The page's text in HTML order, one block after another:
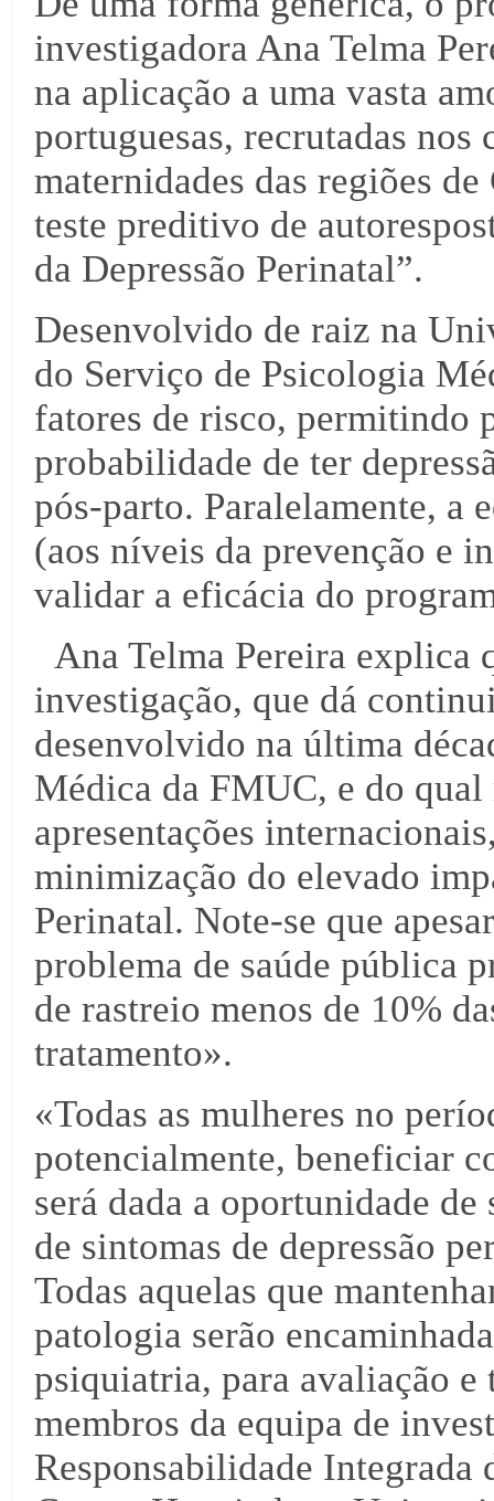
investigadora Ana Telma
na aplicação a uma vasta
portuguesas, recrutadas
maternidades das regiões
teste preditivo de
da Depressão Perinatal”.
Desenvolvido de raiz na
do Serviço de Psicologia
fatores de risco, permitindo
probabilidade de ter
pós-parto. Paralelamente, a
(aos níveis da prevenção e
validar a eficácia do
Ana Telma Pereira explica
investigação, que dá
desenvolvido na última
Médica da FMUC, e do
apresentações
minimização do elevado
Perinatal. Note-se que
problema de saúde pública
de rastreio menos de 10%
tratamento».
«Todas as mulheres no
potencialmente, beneficiar
será dada a oportunidade
de sintomas de depressão
Todas aquelas que
patologia serão
psiquiatria, para avaliação
membros da equipa de
Responsabilidade Integrada